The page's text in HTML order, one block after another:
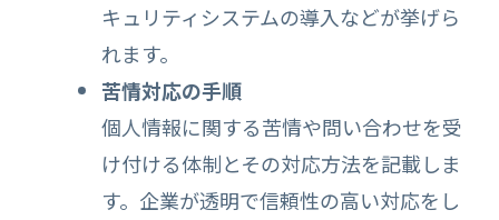
キュリティシステムの導入などが挙げら
れます。
苦情対応の手順
個人情報に関する苦情や問い合わせを受
け付ける体制とその対応方法を記載しま
す。企業が透明で信頼性の高い対応をし